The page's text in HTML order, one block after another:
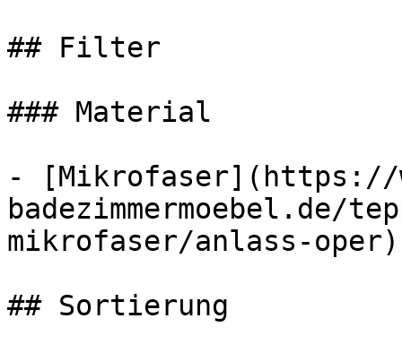
## Filter
### Material
- [Mikrofaser](https://
badezimmermoebel.de/
mikrofaser/anlass-
## Sortierung